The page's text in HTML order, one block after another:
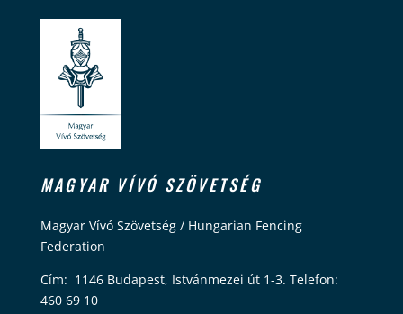
MAGYAR VÍVÓ SZÖVETSÉG
Magyar Vívó Szövetség / Hungarian Fencing
Federation
Cím: 1146 Budapest, Istvánmezei út 1-3. Telefon:
460 69 10